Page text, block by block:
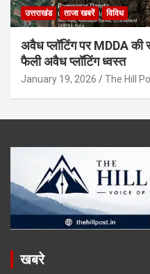
उत्तराखंड ताजा खबरें विविध
अवैध प्लॉटिंग पर MDDA की
फैली अवैध प्लॉटिंग ध्वस्त
January 19, 2026 The Hill
खबरे